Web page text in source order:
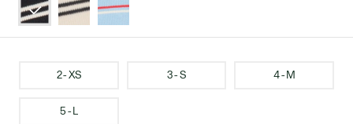
2 - XS 3 - S 4 - M
5 - L